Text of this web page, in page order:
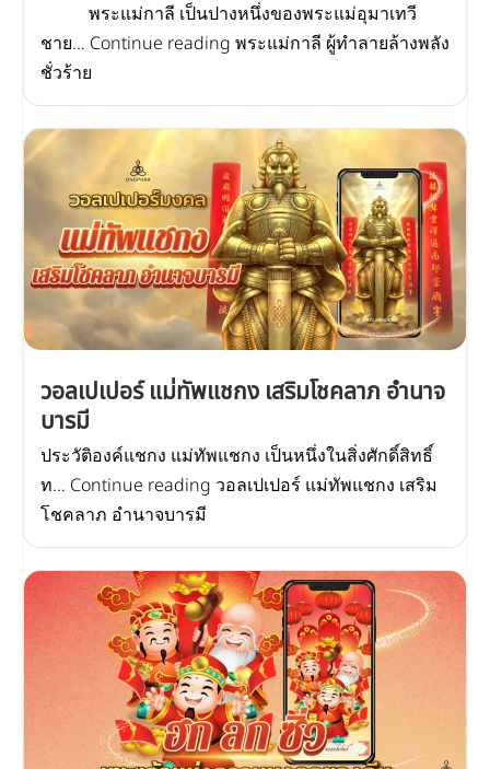
พระแม่กาลี เป็นปางหนึ่งของพระแม่อุมาเทวี
ชาย… Continue reading พระแม่กาลี ผู้ทำลายล้างพลัง
ชั่วร้าย
วอลเปเปอร์ แม่ทัพแชกง เสริมโชคลาภ อำนาจ
บารมี
ประวัติองค์แชกง แม่ทัพแชกง เป็นหนึ่งในสิ่งศักดิ์สิทธิ์
ท… Continue reading วอลเปเปอร์ แม่ทัพแชกง เสริม
โชคลาภ อำนาจบารมี